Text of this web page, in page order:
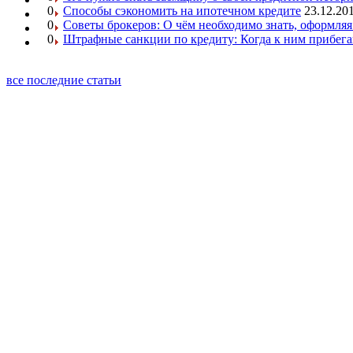
0
Способы сэкономить на ипотечном кредите
0
Советы брокеров: О чём необходимо знать,
0
Штрафные санкции по кредиту: Когда к ним
все последние статьи